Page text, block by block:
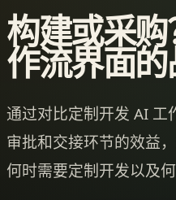
构建或采
作流界面
通过对比定制开发 AI 工
审批和交接环节的效益
何时需要定制开发以及